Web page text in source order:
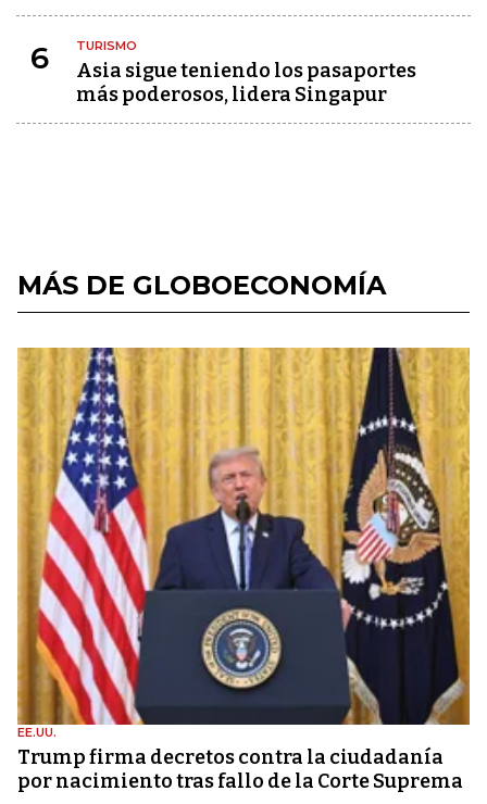
6 TURISMO
Asia sigue teniendo los pasaportes
más poderosos, lidera Singapur
MÁS DE GLOBOECONOMÍA
EE.UU.
Trump firma decretos contra la ciudadanía
por nacimiento tras fallo de la Corte Suprema